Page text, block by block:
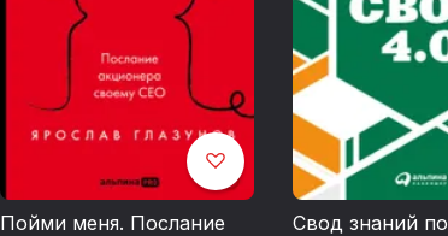
Пойми меня. Послание
Свод знаний по